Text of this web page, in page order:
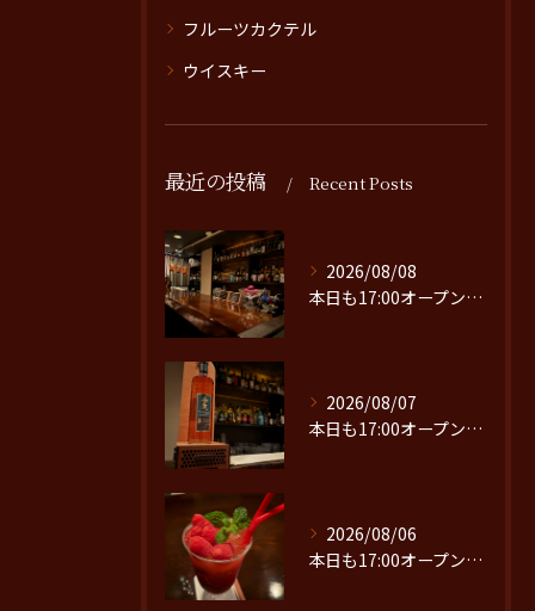
フルーツカクテル
ウイスキー
最近の投稿 Recent Posts
2026/08/08
本日も17:00オープンです。
2026/08/07
本日も17:00オープンです。
2026/08/06
本日も17:00オープンです。